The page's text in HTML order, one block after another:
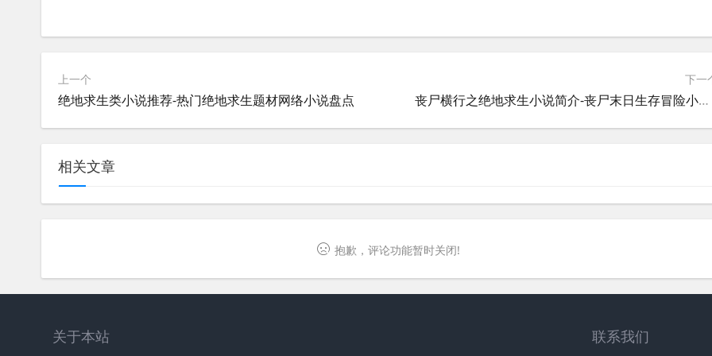
上一个
绝地求生类小说推荐-热门绝地求生题材网络小说盘点
下一
丧尸横行之绝地求生小说简介-丧尸末日生存冒险小说推荐
相关文章
抱歉，评论功能暂时关闭!
关于本站 联系我们